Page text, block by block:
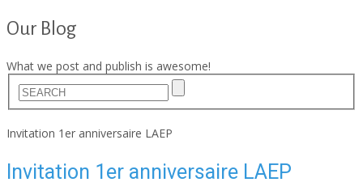
Our Blog
What we post and publish is awesome!
Invitation 1er anniversaire LAEP
Invitation 1er anniversaire LAEP